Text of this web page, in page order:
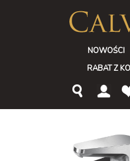
NOWOŚCI
RABAT Z